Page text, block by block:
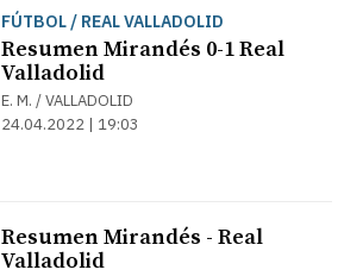
FÚTBOL / REAL VALLADOLID
Resumen Mirandés 0-1 Real
Valladolid
E. M. / VALLADOLID
24.04.2022 | 19:03
Resumen Mirandés - Real
Valladolid